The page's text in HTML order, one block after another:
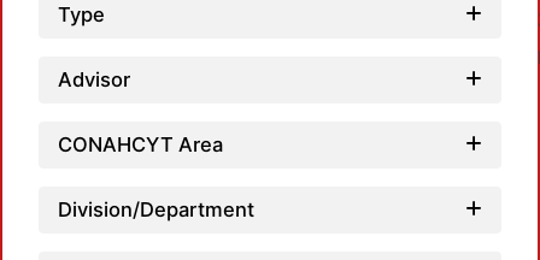
Type
Advisor
CONAHCYT Area
Division/Department